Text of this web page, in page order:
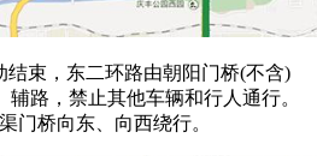
束，东二环路由朝阳门桥(不含)
路，禁止其他车辆和行人通行。
门桥向东、向西绕行。